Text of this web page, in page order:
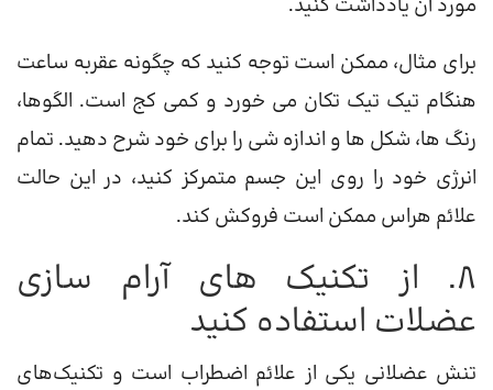
مورد آن یادداشت کنید.
برای مثال، ممکن است توجه کنید که چگونه عقربه ساعت
هنگام تیک تیک تکان می خورد و کمی کج است. الگوها،
رنگ ها، شکل ها و اندازه شی را برای خود شرح دهید. تمام
انرژی خود را روی این جسم متمرکز کنید، در این حالت
علائم هراس ممکن است فروکش کند.
8. از تکنیک های آرام سازی
عضلات استفاده کنید
تنش عضلانی یکی از علائم اضطراب است و تکنیک‌های